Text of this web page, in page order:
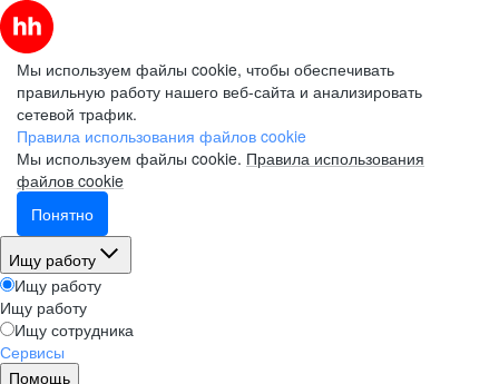
Мы используем файлы cookie, чтобы обеспечивать
правильную работу нашего веб-сайта и анализировать
сетевой трафик.
Правила использования файлов cookie
Мы используем файлы cookie. Правила использования
файлов cookie
Понятно
Ищу работу
Ищу работу
Ищу работу
Ищу сотрудника
Сервисы
Помощь